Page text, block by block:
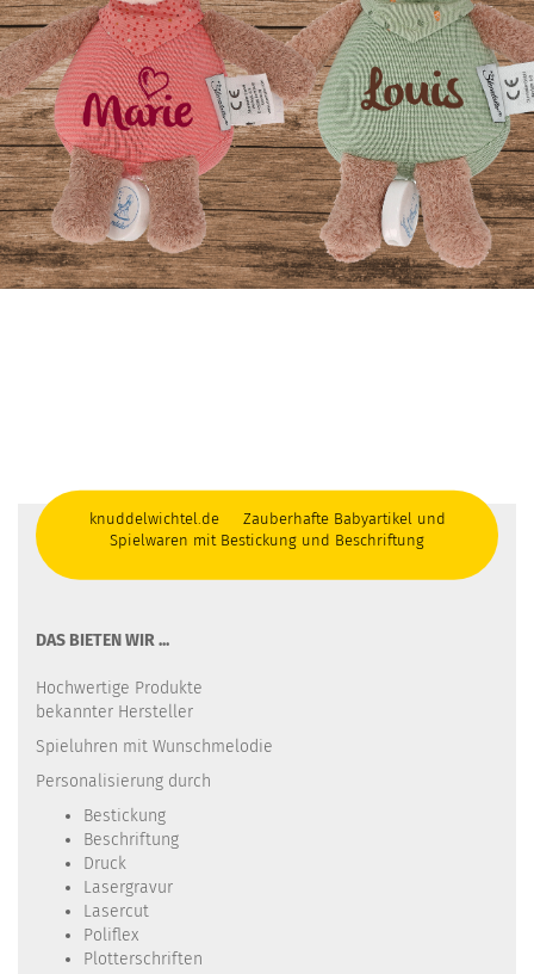
knuddelwichtel.de Zauberhafte Babyartikel und
Spielwaren mit Bestickung und Beschriftung
DAS BIETEN WIR ...
Hochwertige Produkte
bekannter Hersteller
Spieluhren mit Wunschmelodie
Personalisierung durch
Bestickung​
Beschriftung
Druck
Lasergravur
Lasercut
Poliflex
Plotterschriften